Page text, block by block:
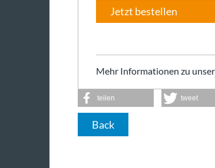
Jetzt bestellen
Mehr Informationen zu
teilen tweet
Back